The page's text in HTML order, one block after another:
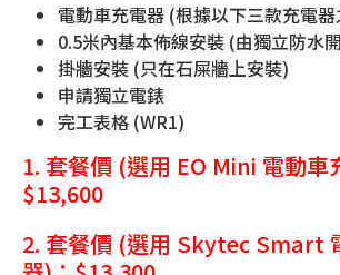
電動車充電器 (根據以下三款充電
0.5米內基本佈線安裝 (由獨立防水
掛牆安裝 (只在石屎牆上安裝)
申請獨立電錶
完工表格 (WR1)
1. 套餐價 (選用 EO Mini 電動車
$13,600
2. 套餐價 (選用 Skytec Smart